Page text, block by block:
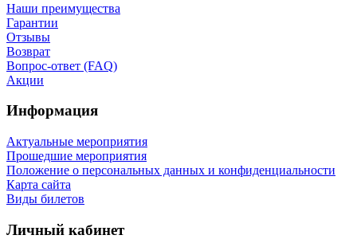
Наши преимущества
Гарантии
Отзывы
Возврат
Вопрос-ответ (FAQ)
Акции
Информация
Актуальные мероприятия
Прошедшие мероприятия
Положение о персональных данных и конфиденциальности
Карта сайта
Виды билетов
Личный кабинет